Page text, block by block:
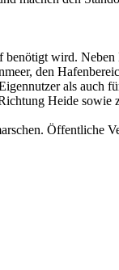
wird.
den
als auch
Heide
Öffentliche